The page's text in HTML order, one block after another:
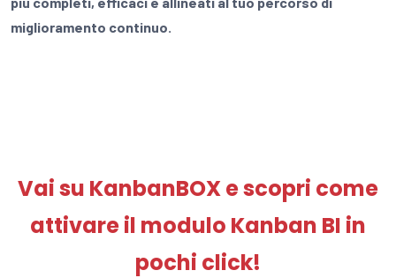
miglioramento continuo.
Vai su KanbanBOX e scopri come
attivare il modulo Kanban BI in
pochi click!